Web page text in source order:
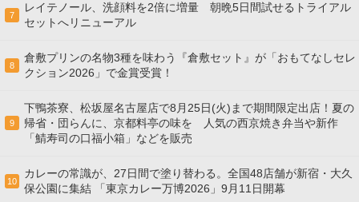
7
レイテノール、洗顔料を2倍に増量 朝晩5日間試せるトライアル
セットへリニューアル
8
倉敷プリンの名物3種を味わう『倉敷セット』が「おもてなしセレ
クション2026」で金賞受賞！
9
下鴨茶寮、松坂屋名古屋店で8月25日(火)まで期間限定出店！夏の
帰省・団らんに、京都料亭の味を 人気の西京焼き弁当や新作
「鯖寿司の口福小箱」などを販売
10
カレーの常識が、27日間で塗り替わる。全国48店舗が新宿・大久
保公園に集結 「東京カレー万博2026」9月11日開幕